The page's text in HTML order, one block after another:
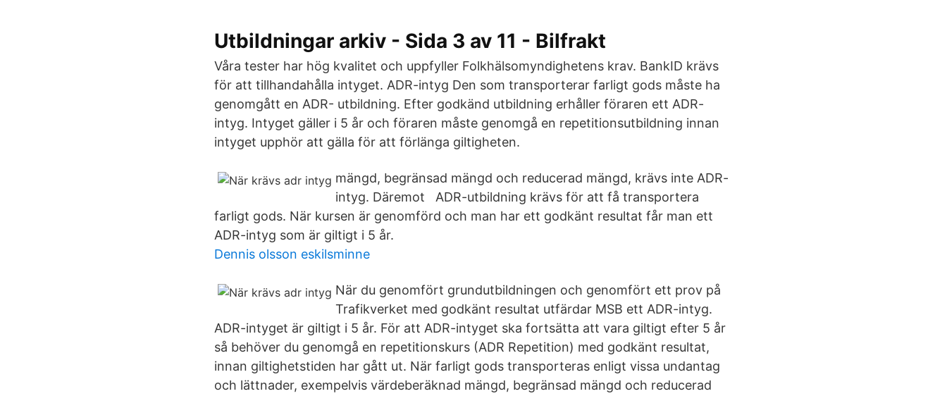
Utbildningar arkiv - Sida 3 av 11 - Bilfrakt
Våra tester har hög kvalitet och uppfyller Folkhälsomyndighetens krav. BankID krävs
för att tillhandahålla intyget. ADR-intyg Den som transporterar farligt gods måste ha
genomgått en ADR- utbildning. Efter godkänd utbildning erhåller föraren ett ADR-
intyg. Intyget gäller i 5 år och föraren måste genomgå en repetitionsutbildning innan
intyget upphör att gälla för att förlänga giltigheten.
mängd, begränsad mängd och reducerad mängd, krävs inte ADR-
intyg. Däremot ADR-utbildning krävs för att få transportera
farligt gods. När kursen är genomförd och man har ett godkänt resultat får man ett
ADR-intyg som är giltigt i 5 år.
Dennis olsson eskilsminne
När du genomfört grundutbildningen och genomfört ett prov på
Trafikverket med godkänt resultat utfärdar MSB ett ADR-intyg.
ADR-intyget är giltigt i 5 år. För att ADR-intyget ska fortsätta att vara giltigt efter 5 år
så behöver du genomgå en repetitionskurs (ADR Repetition) med godkänt resultat,
innan giltighetstiden har gått ut. När farligt gods transporteras enligt vissa undantag
och lättnader, exempelvis värdeberäknad mängd, begränsad mängd och reducerad